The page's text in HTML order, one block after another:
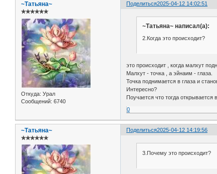
Поделиться2025-04-12 14:02:51
~Татьяна~
✯✯✯✯✯✯
Откуда: Урал
Сообщений: 6740
~Татьяна~ написал(а):
2.Когда это происходит?
это происходит , когда малхут
Малхут - точка , а эйнаим - глаза.
Точка поднимается в глаза и
Интересно?
Поучается что тогда открывается
0
Поделиться2025-04-12 14:19:56
~Татьяна~
✯✯✯✯✯✯
3.Почему это происходит?